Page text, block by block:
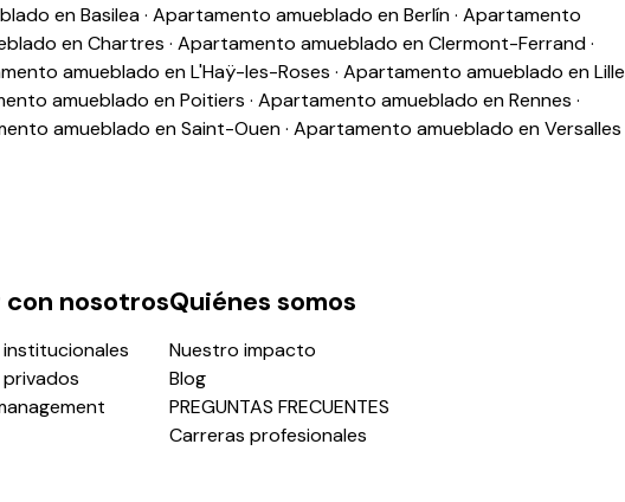
en Basilea· Apartamento amueblado en Berlín· Apartamento
en Chartres · Apartamento amueblado en Clermont-Ferrand·
amueblado en L'Haÿ-les-Roses · Apartamento amueblado en Lille
amueblado en Poitiers · Apartamento amueblado en Rennes ·
amueblado en Saint-Ouen· Apartamento amueblado en Versalles
nosotrosQuiénes somos
Nuestro impacto
Blog
PREGUNTAS FRECUENTES
Carreras profesionales